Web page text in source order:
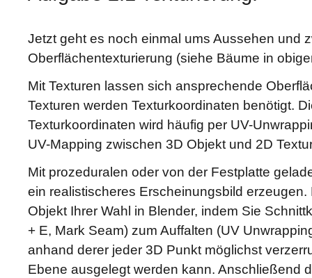
Jetzt geht es noch einmal ums Aussehen und
Oberflächentexturierung (siehe Bäume in
Mit Texturen lassen sich ansprechende
Texturen werden Texturkoordinaten benötigt.
Texturkoordinaten wird häufig per UV-
UV-Mapping zwischen 3D Objekt und 2D
Mit prozeduralen oder von der Festplatte
ein realistischeres Erscheinungsbild erzeugen.
Objekt Ihrer Wahl in Blender, indem Sie
+ E, Mark Seam) zum Auffalten (UV
anhand derer jeder 3D Punkt möglichst
Ebene ausgelegt werden kann. Anschließend